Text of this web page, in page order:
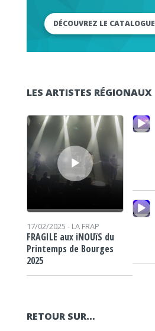
DÉCOUVREZ LE CATALOGUE
LES ARTISTES RÉGIONAUX
Lecteur audio
17/02/2025 - LA FRAP
FRAGILE aux iNOUïS du
Printemps de Bourges
2025
Lecteur audio
Lecteur audio
RETOUR SUR…